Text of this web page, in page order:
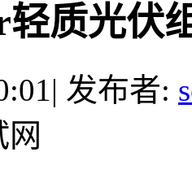
轻质光伏
| 发布者: